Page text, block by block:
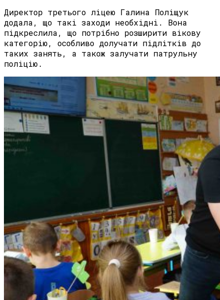
Директор третього ліцею Галина Поліщук
додала, що такі заходи необхідні. Вона
підкреслила, що потрібно розширити вікову
категорію, особливо долучати підлітків до
таких занять, а також залучати патрульну
поліцію.